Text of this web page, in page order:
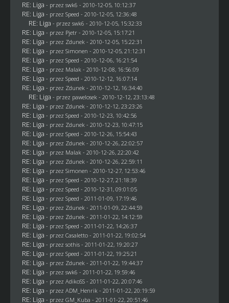
RE: Liga - przez swk6 - 2010-12-05, 10:12:37
RE: Liga - przez Speed - 2010-12-05, 12:36:48
RE: Liga - przez swk6 - 2010-12-05, 15:32:33
RE: Liga - przez Pjetr- 2010-12-05, 15:17:21
RE: Liga - przez Zdunek - 2010-12-05, 15:22:31
RE: Liga - przez Simonen - 2010-12-05, 21:12:31
RE: Liga - przez Speed - 2010-12-06, 16:21:54
RE: Liga - przez Malak - 2010-12-08, 16:56:09
RE: Liga - przez Speed - 2010-12-12, 16:07:14
RE: Liga - przez Zdunek - 2010-12-12, 16:34:40
RE: Liga - przez pawelosek - 2010-12-12, 23:13:48
RE: Liga - przez Zdunek - 2010-12-12, 23:23:26
RE: Liga - przez Speed - 2010-12-23, 10:42:56
RE: Liga - przez Zdunek - 2010-12-23, 10:47:15
RE: Liga - przez Speed - 2010-12-26, 15:54:43
RE: Liga - przez Zdunek - 2010-12-26, 22:02:57
RE: Liga - przez Malak - 2010-12-26, 22:20:42
RE: Liga - przez Zdunek - 2010-12-26, 22:59:11
RE: Liga - przez Simonen - 2010-12-27, 12:53:46
RE: Liga - przez Speed - 2010-12-27, 21:18:39
RE: Liga - przez Speed - 2010-12-31, 09:01:05
RE: Liga - przez Speed - 2011-01-09, 17:19:46
RE: Liga - przez Zdunek - 2011-01-09, 22:44:59
RE: Liga - przez Zdunek - 2011-01-22, 14:12:59
RE: Liga - przez Speed - 2011-01-22, 14:26:37
RE: Liga - przez Casaletto- 2011-01-22, 19:02:54
RE: Liga - przez sothis- 2011-01-22, 19:20:27
RE: Liga - przez Speed - 2011-01-22, 19:25:21
RE: Liga - przez Zdunek - 2011-01-22, 19:44:37
RE: Liga - przez swk6 - 2011-01-22, 19:59:46
RE: Liga - przez AdikoSS - 2011-01-22, 20:07:46
RE: Liga - przez ADM_Henrik - 2011-01-22, 20:19:59
RE: Liga - przez GM_Kuba - 2011-01-22, 20:51:46